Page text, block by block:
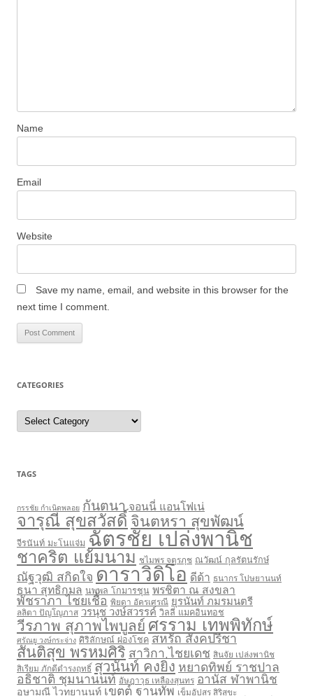
Name
Email
Website
Save my name, email, and website in this browser for the
next time I comment.
CATEGORIES
C
t
r
TAGS
กรรชัย กำเนิดพลอย กันตนา จอนนี่ แอนโฟเน่
จารุณี สุขสวัสดิ์ จินตหรา สุขพัฒน์
จีรนันท์ มะโนแจ่ม ฉัตรชัย เปล่งพานิช
ชาคริต แย้มนาม ชไมพร จตุรภุช ณวัฒน์ กุลรัตนรักษ์
ณัฐวุฒิ สกิดใจ ดาราวิดิโอ ดีด้า ธนากร โปษยานนท์
ธนา สุทธิกมล นพพล โกมารชุน พรชิตา ณ สงขลา
พัชราภา ไชยเชื้อ พิยดา อัครเศรณี ยุรนันท์ ภมรมนตรี
ลลิตา ปัญโญภาส วรนุช วงษ์สวรรค์ วิลลี่ แมคอินทอช
วีรภาพ สุภาพไพบูลย์ ศรราม เทพพิทักษ์
ศรัณยู วงษ์กระจ่าง ศิริลักษณ์ ผ่องโชค สหรัถ สังคปรีชา
สันติสุข พรหมศิริ สาวิกา ไชยเดช สินจัย เปล่งพานิช
สิเรียม ภักดีดำรงฤทธิ์ สุวนันท์ คงยิ่ง หยาดทิพย์ ราชปาล
อธิชาติ ชุมนานนท์ อัษฎาวุธ เหลืองสุนทร อานัส ฬาพานิช
อุษามณี ไวทยานนท์ เขตต์ ฐานทัพ เข็มอัปสร สิริสุขะ